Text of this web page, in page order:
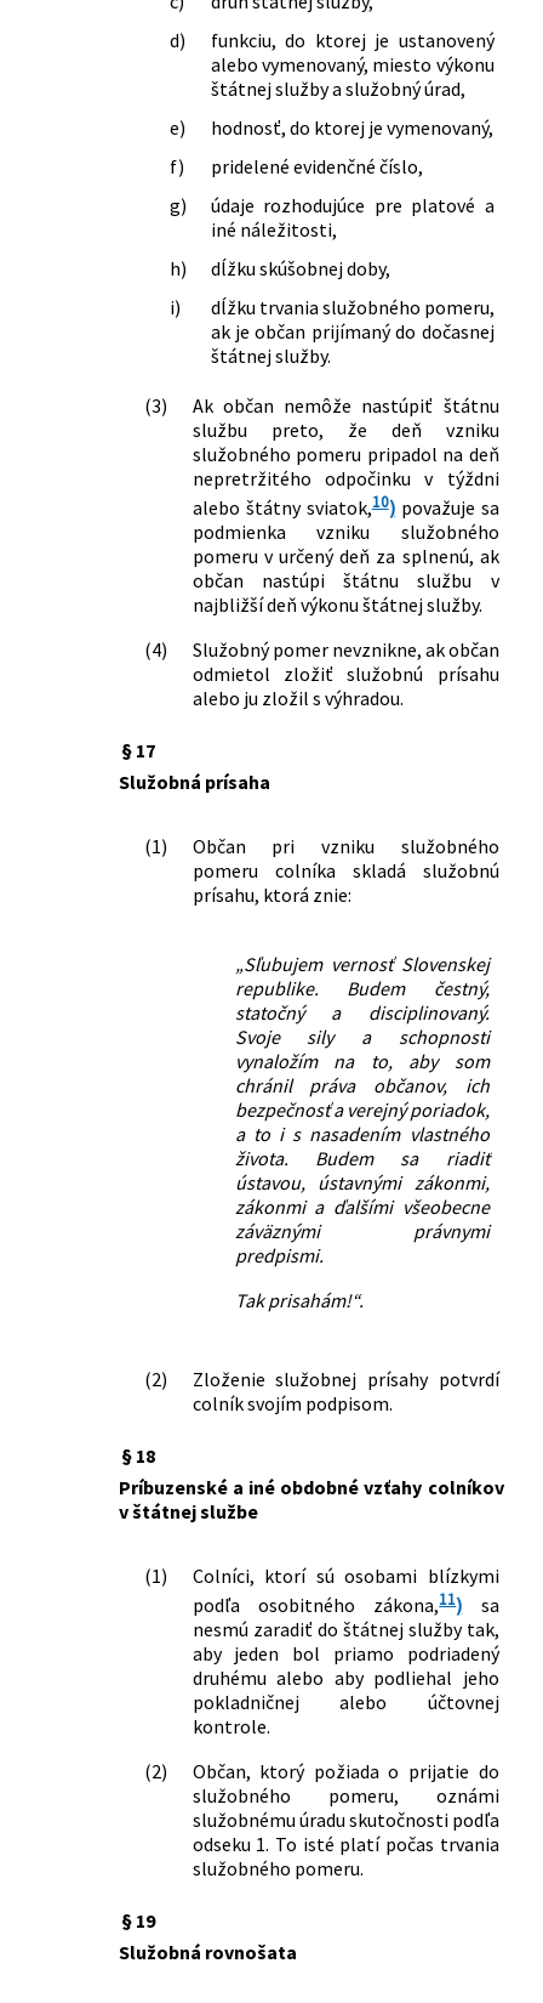
d)
funkciu, do ktorej je ustanovený
alebo vymenovaný, miesto výkonu
štátnej služby a služobný úrad,
e)
hodnosť, do ktorej je vymenovaný,
f)
pridelené evidenčné číslo,
g)
údaje rozhodujúce pre platové a
iné náležitosti,
h)
dĺžku skúšobnej doby,
i)
dĺžku trvania služobného pomeru,
ak je občan prijímaný do dočasnej
štátnej služby.
(3)
Ak občan nemôže nastúpiť štátnu
službu preto, že deň vzniku
služobného pomeru pripadol na deň
nepretržitého odpočinku v týždni
alebo štátny sviatok,10)považuje sa
podmienka vzniku služobného
pomeru v určený deň za splnenú, ak
občan nastúpi štátnu službu v
najbližší deň výkonu štátnej služby.
(4)
Služobný pomer nevznikne, ak občan
odmietol zložiť služobnú prísahu
alebo ju zložil s výhradou.
§ 17
Služobná prísaha
(1)
Občan pri vzniku služobného
pomeru colníka skladá služobnú
prísahu, ktorá znie:
„Sľubujem vernosť Slovenskej
republike. Budem čestný,
statočný a disciplinovaný.
Svoje sily a schopnosti
vynaložím na to, aby som
chránil práva občanov, ich
bezpečnosť a verejný poriadok,
a to i s nasadením vlastného
života. Budem sa riadiť
ústavou, ústavnými zákonmi,
zákonmi a ďalšími všeobecne
záväznými právnymi
predpismi.
Tak prisahám!“.
(2)
Zloženie služobnej prísahy potvrdí
colník svojím podpisom.
§ 18
Príbuzenské a iné obdobné vzťahy colníkov
v štátnej službe
(1)
Colníci, ktorí sú osobami blízkymi
podľa osobitného zákona,11) sa
nesmú zaradiť do štátnej služby tak,
aby jeden bol priamo podriadený
druhému alebo aby podliehal jeho
pokladničnej alebo účtovnej
kontrole.
(2)
Občan, ktorý požiada o prijatie do
služobného pomeru, oznámi
služobnému úradu skutočnosti podľa
odseku 1. To isté platí počas trvania
služobného pomeru.
§ 19
Služobná rovnošata